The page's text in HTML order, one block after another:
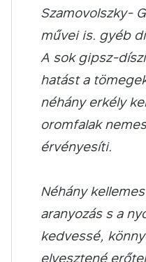
Szamovolszky-
művei is. gyéb
A sok gipsz-
hatást a
néhány erkély
oromfalak
érvényesíti.
Néhány
aranyozás s a
kedvessé,
elvesztené